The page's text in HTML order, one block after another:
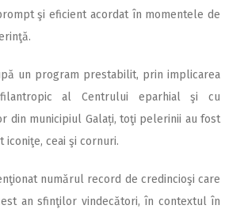
şi eficient acordat în momentele de
un program prestabilit, prin implicarea
al Centrului eparhial şi cu
din municipiul Galați, toţi pelerinii au fost
iconiţe, ceai şi cornuri.
numărul record de credincioşi care
an sfinţilor vindecători, în contextul în